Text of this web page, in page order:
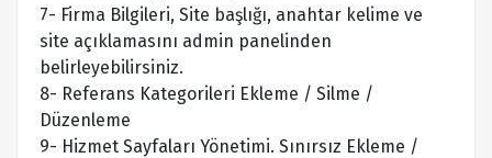
7- Firma Bilgileri, Site başlığı, anahtar kelime ve
site açıklamasını admin panelinden
belirleyebilirsiniz.
8- Referans Kategorileri Ekleme / Silme /
Düzenleme
9- Hizmet Sayfaları Yönetimi. Sınırsız Ekleme /